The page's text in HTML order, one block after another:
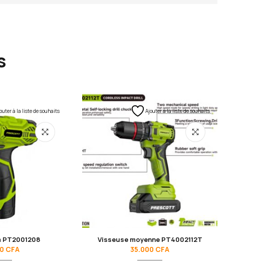
à la liste de souhaits
PT2001208
CFA
Ajouter à la liste de souhaits
Visseuse moyenne PT4002112T
35.000 CFA